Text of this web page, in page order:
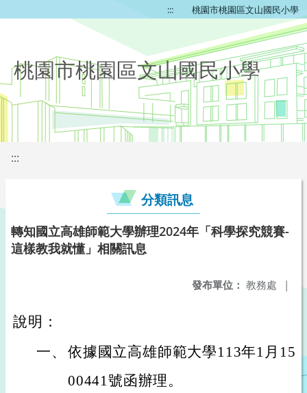
::: 桃園市桃園區文山國民小學
桃園市桃園區文山國民小學
:::
分類訊息
轉知國立高雄師範大學辦理2024年「科學探究競賽-
這樣教我就懂」相關訊息
發布單位： 教務處 |
說明：
一、 依據國立高雄師範大學113年1月15
00441號函辦理。